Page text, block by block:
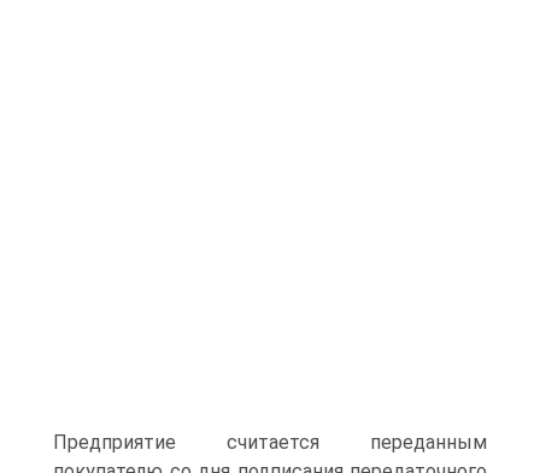
Предприятие считается переданным